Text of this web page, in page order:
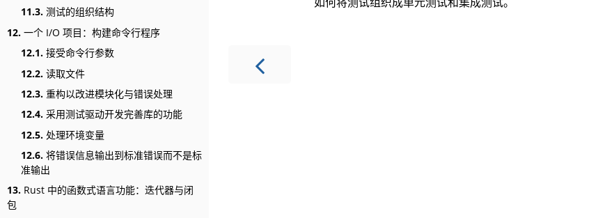
11.3. 测试的组织结构
12. 一个 I/O 项目：构建命令行程序
12.1. 接受命令行参数
12.2. 读取文件
12.3. 重构以改进模块化与错误处理
12.4. 采用测试驱动开发完善库的功能
12.5. 处理环境变量
12.6. 将错误信息输出到标准错误而不是标
准输出
13. Rust 中的函数式语言功能：迭代器与闭
包